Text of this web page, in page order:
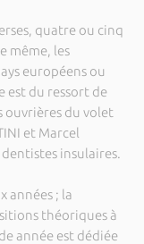
quatre ou cinq
même, les
européens ou
est du ressort de
ouvrières du volet
et Marcel
insulaires.
années ; la
théoriques à
année est dédiée